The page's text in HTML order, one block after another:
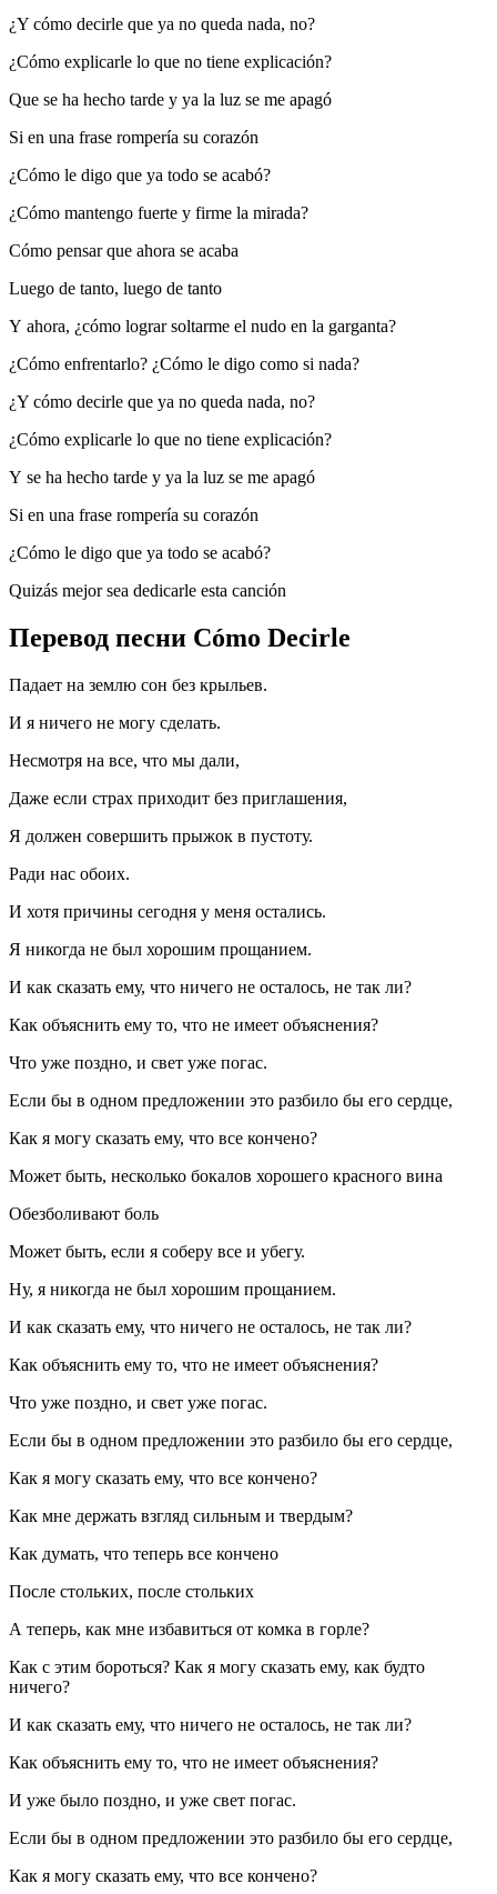
¿Y cómo decirle que ya no queda nada, no?
¿Cómo explicarle lo que no tiene explicación?
Que se ha hecho tarde y ya la luz se me apagó
Si en una frase rompería su corazón
¿Cómo le digo que ya todo se acabó?
¿Cómo mantengo fuerte y firme la mirada?
Cómo pensar que ahora se acaba
Luego de tanto, luego de tanto
Y ahora, ¿cómo lograr soltarme el nudo en la garganta?
¿Cómo enfrentarlo? ¿Cómo le digo como si nada?
¿Y cómo decirle que ya no queda nada, no?
¿Cómo explicarle lo que no tiene explicación?
Y se ha hecho tarde y ya la luz se me apagó
Si en una frase rompería su corazón
¿Cómo le digo que ya todo se acabó?
Quizás mejor sea dedicarle esta canción
Перевод песни Cómo Decirle
Падает на землю сон без крыльев.
И я ничего не могу сделать.
Несмотря на все, что мы дали,
Даже если страх приходит без приглашения,
Я должен совершить прыжок в пустоту.
Ради нас обоих.
И хотя причины сегодня у меня остались.
Я никогда не был хорошим прощанием.
И как сказать ему, что ничего не осталось, не так ли?
Как объяснить ему то, что не имеет объяснения?
Что уже поздно, и свет уже погас.
Если бы в одном предложении это разбило бы его сердце,
Как я могу сказать ему, что все кончено?
Может быть, несколько бокалов хорошего красного вина
Обезболивают боль
Может быть, если я соберу все и убегу.
Ну, я никогда не был хорошим прощанием.
И как сказать ему, что ничего не осталось, не так ли?
Как объяснить ему то, что не имеет объяснения?
Что уже поздно, и свет уже погас.
Если бы в одном предложении это разбило бы его сердце,
Как я могу сказать ему, что все кончено?
Как мне держать взгляд сильным и твердым?
Как думать, что теперь все кончено
После стольких, после стольких
А теперь, как мне избавиться от комка в горле?
Как с этим бороться? Как я могу сказать ему, как будто
ничего?
И как сказать ему, что ничего не осталось, не так ли?
Как объяснить ему то, что не имеет объяснения?
И уже было поздно, и уже свет погас.
Если бы в одном предложении это разбило бы его сердце,
Как я могу сказать ему, что все кончено?